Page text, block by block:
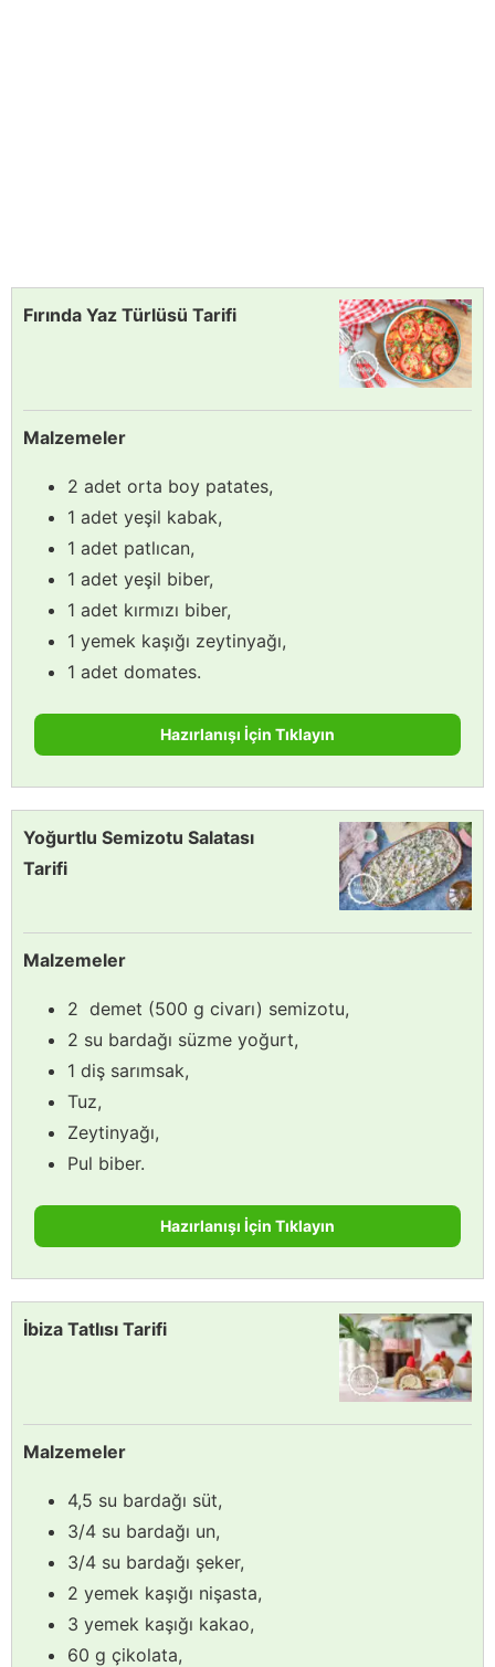
Fırında Yaz Türlüsü Tarifi
Malzemeler
2 adet orta boy patates,
1 adet yeşil kabak,
1 adet patlıcan,
1 adet yeşil biber,
1 adet kırmızı biber,
1 yemek kaşığı zeytinyağı,
1 adet domates.
Hazırlanışı İçin Tıklayın
Yoğurtlu Semizotu Salatası
Tarifi
Malzemeler
2 demet (500 g civarı) semizotu,
2 su bardağı süzme yoğurt,
1 diş sarımsak,
Tuz,
Zeytinyağı,
Pul biber.
Hazırlanışı İçin Tıklayın
İbiza Tatlısı Tarifi
Malzemeler
4,5 su bardağı süt,
3/4 su bardağı un,
3/4 su bardağı şeker,
2 yemek kaşığı nişasta,
3 yemek kaşığı kakao,
60 g çikolata,